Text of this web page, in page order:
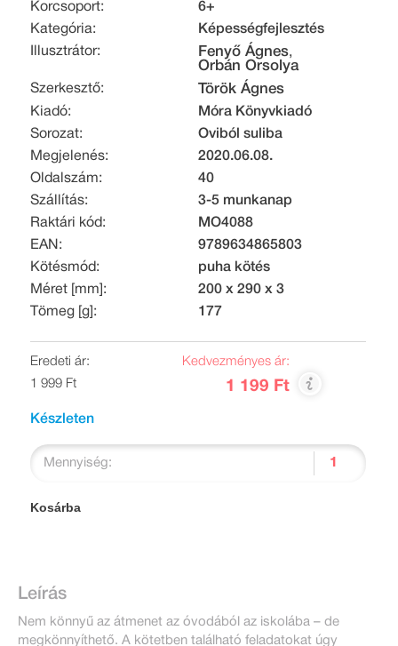
Korcsoport:
6+
Kategória:
Képességfejlesztés
Illusztrátor:
Fenyő Ágnes,
Orbán Orsolya
Szerkesztő: Török Ágnes
Kiadó:
Móra Könyvkiadó
Sorozat:
Oviból suliba
Megjelenés:
2020.06.08.
Oldalszám:
40
Szállítás:
3-5 munkanap
Raktári kód:
MO4088
EAN:
9789634865803
Kötésmód:
puha kötés
Méret [mm]:
200 x 290 x 3
Tömeg [g]:
177
Eredeti ár:
1 999 Ft
Kedvezményes ár:
1 199 Ft
Készleten
Mennyiség:
Kosárba
Leírás
Nem könnyű az átmenet az óvodából az iskolába – de
megkönnyíthető. A kötetben található feladatokat úgy